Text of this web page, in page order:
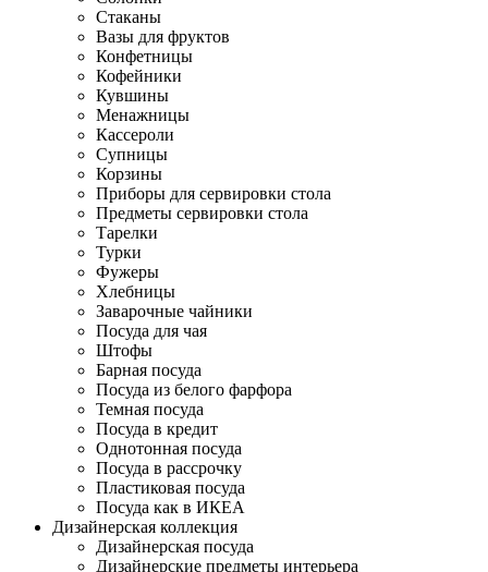
Стаканы
Вазы для фруктов
Конфетницы
Кофейники
Кувшины
Менажницы
Кассероли
Супницы
Корзины
Приборы для сервировки стола
Предметы сервировки стола
Тарелки
Турки
Фужеры
Хлебницы
Заварочные чайники
Посуда для чая
Штофы
Барная посуда
Посуда из белого фарфора
Темная посуда
Посуда в кредит
Однотонная посуда
Посуда в рассрочку
Пластиковая посуда
Посуда как в ИКЕА
Дизайнерская коллекция
Дизайнерская посуда
Дизайнерские предметы интерьера